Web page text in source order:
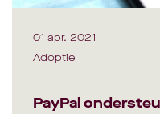
01 apr. 2021
Adoptie
PayPal